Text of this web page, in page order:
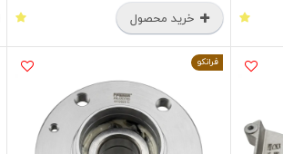
خرید محصول
فرانکو